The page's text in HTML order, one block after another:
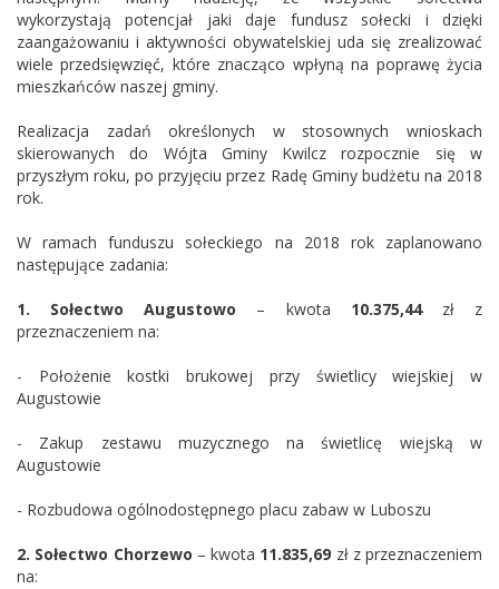
wykorzystają potencjał jaki daje fundusz sołecki i dzięki
zaangażowaniu i aktywności obywatelskiej uda się zrealizować
wiele przedsięwzięć, które znacząco wpłyną na poprawę życia
mieszkańców naszej gminy.
Realizacja zadań określonych w stosownych wnioskach
skierowanych do Wójta Gminy Kwilcz rozpocznie się w
przyszłym roku, po przyjęciu przez Radę Gminy budżetu na 2018
rok.
W ramach funduszu sołeckiego na 2018 rok zaplanowano
następujące zadania:
1. Sołectwo Augustowo – kwota 10.375,44 zł z
przeznaczeniem na:
- Położenie kostki brukowej przy świetlicy wiejskiej w
Augustowie
- Zakup zestawu muzycznego na świetlicę wiejską w
Augustowie
- Rozbudowa ogólnodostępnego placu zabaw w Luboszu
2. Sołectwo Chorzewo – kwota 11.835,69 zł z przeznaczeniem
na: